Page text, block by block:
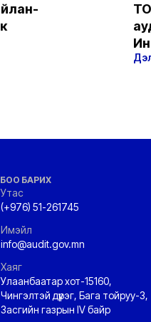
БАРИХ
Утас
(+976) 51-261745
Имэйл
info@audit.gov.mn
Хаяг
Улаанбаатар хот-15160,
Чингэлтэй дүүрэг, Бага тойруу-3,
Засгийн газрын IV байр